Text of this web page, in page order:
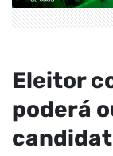
Eleitor
poderá